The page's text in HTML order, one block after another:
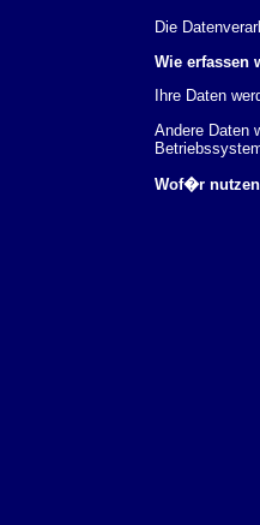
Die
Wie erfassen
Ihre Daten
Andere Daten
Wof�r